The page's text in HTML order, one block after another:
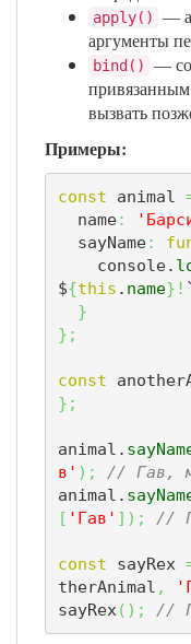
apply() —
аргументы
bind()
—
вызвать
Примеры:
const animal
  name
:
  sayName
:
    console.
${this . name} ! `
}
} ;
const
} ;
animal.
в' ) ;
// Гав,
animal.
[ 'Гав' ] ) ; //
const sayRex
therAnimal ,
sayRex( ) ; //